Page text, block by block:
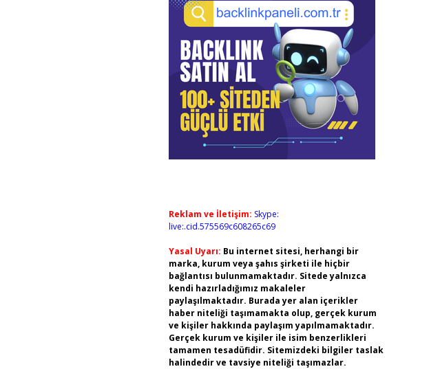
Reklam ve İletişim: Skype:
live:.cid.575569c608265c69
Yasal Uyarı: Bu internet sitesi, herhangi bir
marka, kurum veya şahıs şirketi ile hiçbir
bağlantısı bulunmamaktadır. Sitede yalnızca
kendi hazırladığımız makaleler
paylaşılmaktadır. Burada yer alan içerikler
haber niteliği taşımamakta olup, gerçek kurum
ve kişiler hakkında paylaşım yapılmamaktadır.
Gerçek kurum ve kişiler ile isim benzerlikleri
tamamen tesadüfidir. Sitemizdeki bilgiler taslak
halindedir ve tavsiye niteliği taşımazlar.